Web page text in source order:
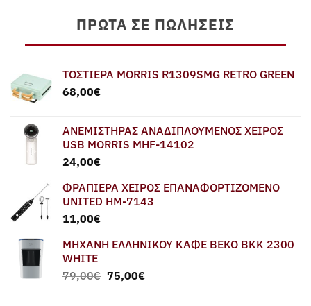
ΠΡΏΤΑ ΣΕ ΠΩΛΉΣΕΙΣ
ΤΟΣΤΙΕΡΑ MORRIS R1309SMG RETRO GREEN
68,00€
ΑΝΕΜΙΣΤΗΡΑΣ ΑΝΑΔΙΠΛΟΥΜΕΝΟΣ ΧΕΙΡΟΣ
USB MORRIS MHF-14102
24,00€
ΦΡΑΠΙΕΡΑ ΧΕΙΡΟΣ ΕΠΑΝΑΦΟΡΤΙΖΟΜΕΝΟ
UNITED HM-7143
11,00€
ΜΗΧΑΝΗ ΕΛΛΗΝΙΚΟΥ ΚΑΦΕ BEKO BKK 2300
WHITE
79,00€ Original
75,00€Η